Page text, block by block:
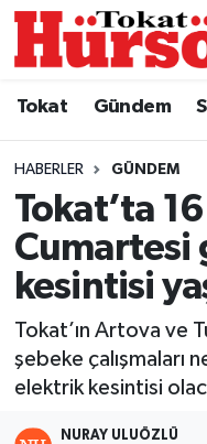
Tokat Gündem
HABERLER GÜNDEM
Tokat’ta 16
Cumartesi
kesintisi
Tokat’ın Artova ve
şebeke çalışmaları
elektrik kesintisi
NURAY ULUÖZLÜ
Türkiye
Gündem
Asayiş
Politika
Hava Durumu
Tokat Namaz
Trafik Durumu
Süper Lig Puan
Tüm Manşetler